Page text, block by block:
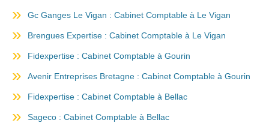
Gc Ganges Le Vigan : Cabinet Comptable à Le Vigan
Brengues Expertise : Cabinet Comptable à Le Vigan
Fidexpertise : Cabinet Comptable à Gourin
Avenir Entreprises Bretagne : Cabinet Comptable à Gourin
Fidexpertise : Cabinet Comptable à Bellac
Sageco : Cabinet Comptable à Bellac